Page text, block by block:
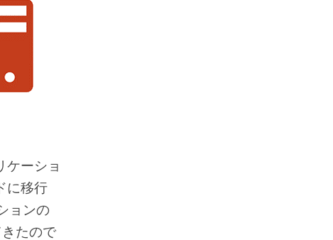
ケーショ
に移行
ョンの
たので